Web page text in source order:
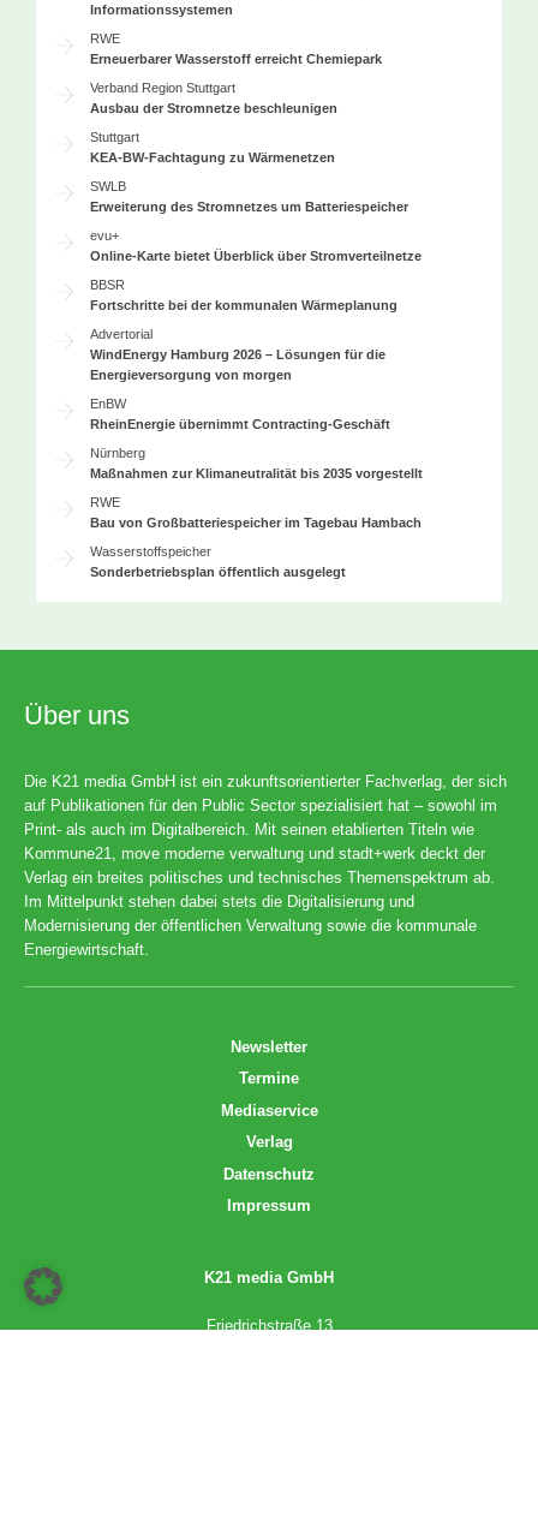
Informationssystemen
RWE
Erneuerbarer Wasserstoff erreicht Chemiepark
Verband Region Stuttgart
Ausbau der Stromnetze beschleunigen
Stuttgart
KEA-BW-Fachtagung zu Wärmenetzen
SWLB
Erweiterung des Stromnetzes um Batteriespeicher
evu+
Online-Karte bietet Überblick über Stromverteilnetze
BBSR
Fortschritte bei der kommunalen Wärmeplanung
Advertorial
WindEnergy Hamburg 2026 – Lösungen für die
Energieversorgung von morgen
EnBW
RheinEnergie übernimmt Contracting-Geschäft
Nürnberg
Maßnahmen zur Klimaneutralität bis 2035 vorgestellt
RWE
Bau von Großbatteriespeicher im Tagebau Hambach
Wasserstoffspeicher
Sonderbetriebsplan öffentlich ausgelegt
Über uns
Die K21 media GmbH ist ein zukunftsorientierter Fachverlag, der sich
auf Publikationen für den Public Sector spezialisiert hat – sowohl im
Print- als auch im Digitalbereich. Mit seinen etablierten Titeln wie
Kommune21, move moderne verwaltung und stadt+werk deckt der
Verlag ein breites politisches und technisches Themenspektrum ab.
Im Mittelpunkt stehen dabei stets die Digitalisierung und
Modernisierung der öffentlichen Verwaltung sowie die kommunale
Energiewirtschaft.
Newsletter
Termine
Mediaservice
Verlag
Datenschutz
Impressum
K21 media GmbH
Friedrichstraße 13